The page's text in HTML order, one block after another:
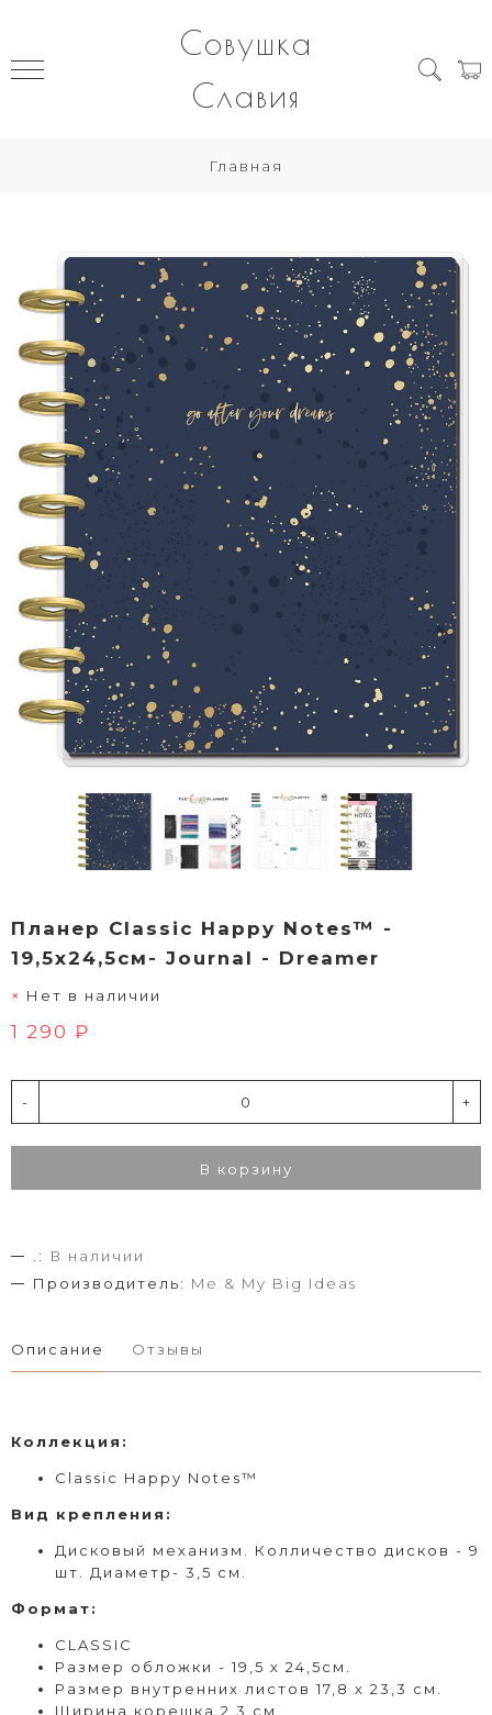
Совушка
Славия
Главная
Планер Classic Happy Notes™ -
19,5х24,5см- Journal - Dreamer
Нет в наличии
1 290 ₽
- +
В корзину
.:
В наличии
Производитель: Me & My Big Ideas
Описание Отзывы
Коллекция:
Classic Happy Notes™
Вид крепления :
Дисковый механизм. Колличество дисков - 9
шт. Диаметр- 3,5 см.
Формат:
CLASSIC
Размер обложки - 19,5 х 24,5см.
Размер внутренних листов 17,8 х 23,3 см.
Ширина корешка 2,3 см.